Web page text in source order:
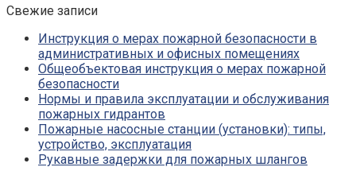
Свежие записи
Инструкция о мерах пожарной безопасности в
административных и офисных помещениях
Общеобъектовая инструкция о мерах пожарной
безопасности
Нормы и правила эксплуатации и обслуживания
пожарных гидрантов
Пожарные насосные станции (установки): типы,
устройство, эксплуатация
Рукавные задержки для пожарных шлангов